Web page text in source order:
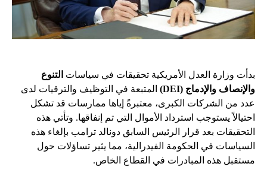
بدأت وزارة العدل الأمريكية تحقيقات في سياسات التنوع
والإنصاف والإدماج (DEI)
المتبعة في التوظيف والترقيات لدى
عدد من الشركات الكبرى، معتبرةً إياها ممارسات قد تشكل
احتيالاً يستوجب استرداد الأموال التي تم إنفاقها. وتأتي هذه
التحقيقات بعد قرار الرئيس السابق دونالد ترامب بإلغاء هذه
السياسات في الحكومة الفيدرالية، مما يثير تساؤلات حول
مستقبل هذه المبادرات في القطاع الخاص.